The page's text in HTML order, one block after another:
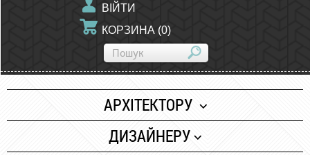
ВІЙТИ
КОРЗИНА (0)
АРХІТЕКТОРУ
Папір
ДИЗАЙНЕРУ